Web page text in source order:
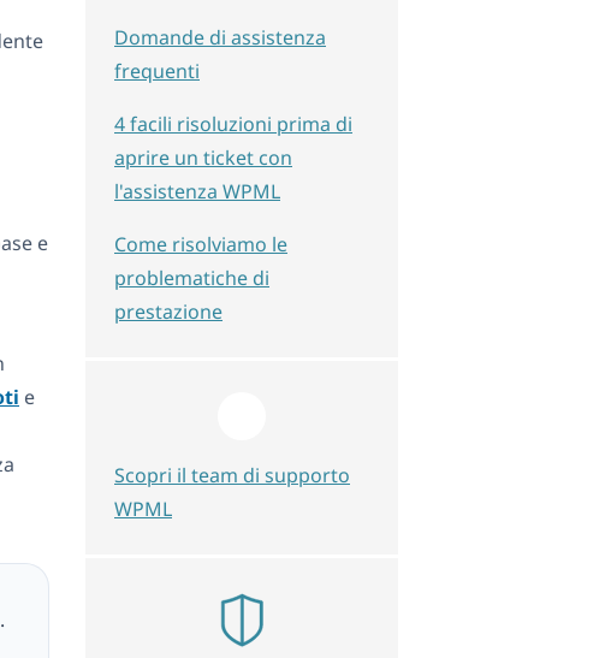
e
e
Domande di assistenza
frequenti
4 facili risoluzioni prima di
aprire un ticket con
l'assistenza WPML
Come risolviamo le
problematiche di
prestazione
Scopri il team di supporto
WPML